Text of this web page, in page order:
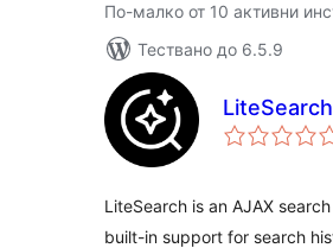
По-малко от 10 активни
Тествано до 6.5.9
LiteSearch
LiteSearch is an AJAX
built-in support for search